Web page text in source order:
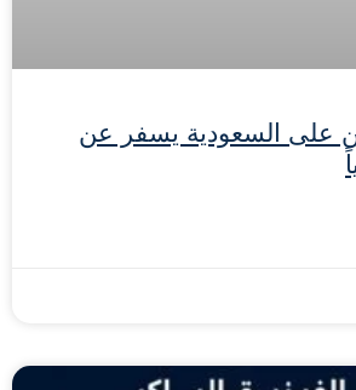
على السعودية يسفر عن